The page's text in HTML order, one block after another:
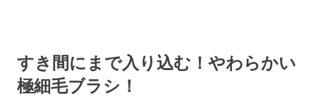
すき間にまで入り込む！やわらかい
極細毛ブラシ！